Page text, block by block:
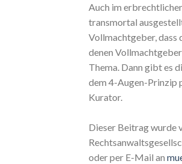
Auch im
transmortal
Vollmachtgeber, dass
denen
Thema. Dann gibt es
dem 4-Augen-Prinzip
Kurator.
Dieser Beitrag wurde
oder per E-Mail an